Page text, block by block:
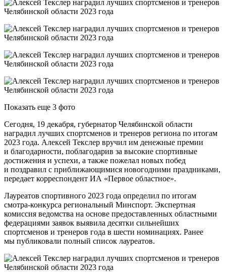
Показать еще 3 фото
Сегодня, 19 декабря, губернатор Челябинской области
наградил лучших спортсменов и тренеров региона по итогам
2023 года. Алексей Текслер вручил им денежные премии
и благодарности, поблагодарив за высокие спортивные
достижения и успехи, а также пожелал новых побед
и поздравил с приближающимися новогодними праздниками,
передает корреспондент ИА «Первое областное».
Лауреатов спортивного 2023 года определил по итогам
смотра-конкурса региональный Минспорт. Экспертная
комиссия ведомства на основе предоставленных областными
федерациями заявок выявила десятки сильнейших
спортсменов и тренеров года в шести номинациях. Ранее
мы публиковали полный список лауреатов.